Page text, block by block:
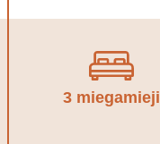
3 miegamieji